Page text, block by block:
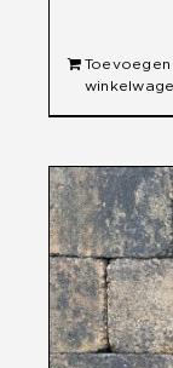
Toevoegen